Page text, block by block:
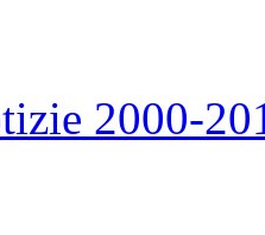
2000-